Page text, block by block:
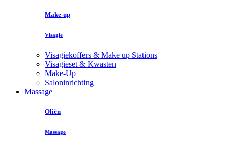
Make-up
Visagie
Visagiekoffers & Make up Stations
Visagieset & Kwasten
Make-Up
Saloninrichting
Massage
Oliën
Massage